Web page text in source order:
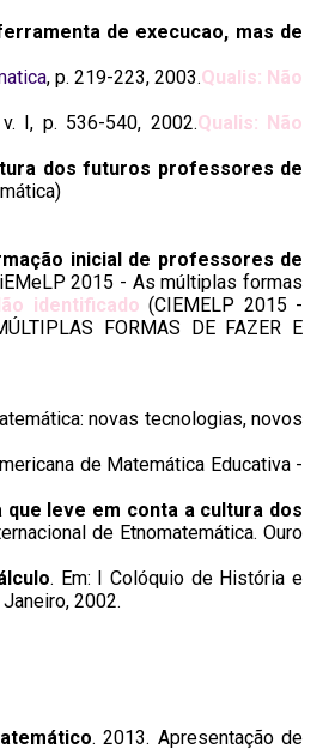
de execucao, mas de
, p. 219-223, 2003.Qualis: Não
I, p. 536-540, 2002.Qualis: Não
dos futuros professores de
inicial de professores de
2015 - As múltiplas formas
identificado (CIEMELP 2015 -
FORMAS DE FAZER E
novas tecnologias, novos
de Matemática Educativa -
que leve em conta a cultura dos
de Etnomatemática. Ouro
. Em: I Colóquio de História e
2002.
. 2013. Apresentação de